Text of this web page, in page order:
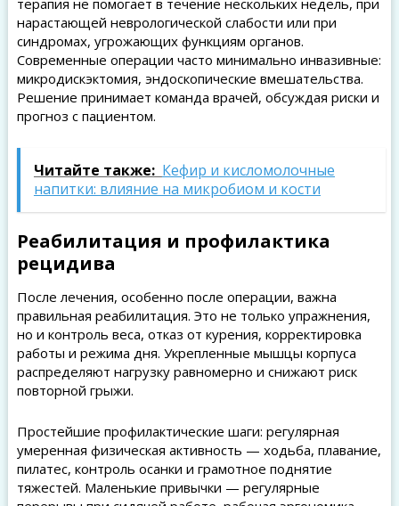
терапия не помогает в течение нескольких недель, при
нарастающей неврологической слабости или при
синдромах, угрожающих функциям органов.
Современные операции часто минимально инвазивные:
микродискэктомия, эндоскопические вмешательства.
Решение принимает команда врачей, обсуждая риски и
прогноз с пациентом.
Читайте также: Кефир и кисломолочные
напитки: влияние на микробиом и кости
Реабилитация и профилактика
рецидива
После лечения, особенно после операции, важна
правильная реабилитация. Это не только упражнения,
но и контроль веса, отказ от курения, корректировка
работы и режима дня. Укрепленные мышцы корпуса
распределяют нагрузку равномерно и снижают риск
повторной грыжи.
Простейшие профилактические шаги: регулярная
умеренная физическая активность — ходьба, плавание,
пилатес, контроль осанки и грамотное поднятие
тяжестей. Маленькие привычки — регулярные